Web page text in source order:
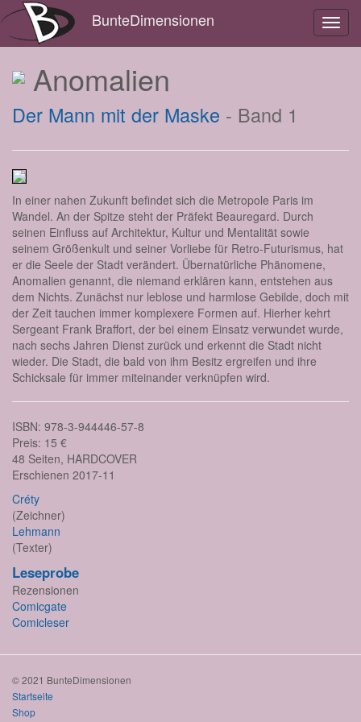
BunteDimensionen
Anomalien
Der Mann mit der Maske - Band 1
In einer nahen Zukunft befindet sich die Metropole Paris im
Wandel. An der Spitze steht der Präfekt Beauregard. Durch
seinen Einfluss auf Architektur, Kultur und Mentalität sowie
seinem Größenkult und seiner Vorliebe für Retro-Futurismus, hat
er die Seele der Stadt verändert. Übernatürliche Phänomene,
Anomalien genannt, die niemand erklären kann, entstehen aus
dem Nichts. Zunächst nur leblose und harmlose Gebilde, doch mit
der Zeit tauchen immer komplexere Formen auf. Hierher kehrt
Sergeant Frank Braffort, der bei einem Einsatz verwundet wurde,
nach sechs Jahren Dienst zurück und erkennt die Stadt nicht
wieder. Die Stadt, die bald von ihm Besitz ergreifen und ihre
Schicksale für immer miteinander verknüpfen wird.
ISBN: 978-3-944446-57-8
Preis: 15 €
48 Seiten, HARDCOVER
Erschienen 2017-11
Créty
(Zeichner)
Lehmann
(Texter)
Leseprobe
Rezensionen
Comicgate
Comicleser
© 2021 BunteDimensionen
Startseite
Shop